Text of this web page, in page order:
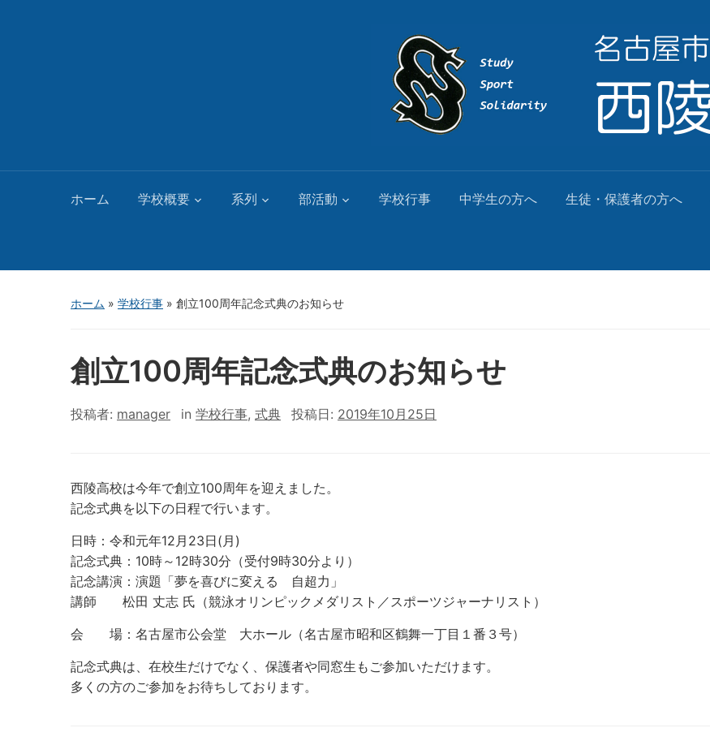
ホーム 学校概要 系列 部活動 学校行事 中学生の方へ 生徒・保護者の方へ
ホーム » 学校行事 » 創立100周年記念式典のお知らせ
創立100周年記念式典のお知らせ
投稿者: manager in 学校行事, 式典 投稿日: 2019年10月25日
西陵高校は今年で創立100周年を迎えました。
記念式典を以下の日程で行います。
日時：令和元年12月23日(月)
記念式典：10時～12時30分（受付9時30分より）
記念講演：演題「夢を喜びに変える 自超力」
講師 松田 丈志 氏（競泳オリンピックメダリスト／スポーツジャーナリスト）
会 場：名古屋市公会堂 大ホール（名古屋市昭和区鶴舞一丁目１番３号）
記念式典は、在校生だけでなく、保護者や同窓生もご参加いただけます。
多くの方のご参加をお待ちしております。